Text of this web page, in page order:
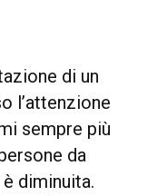
di un
l’attenzione
sempre più
da
diminuita.